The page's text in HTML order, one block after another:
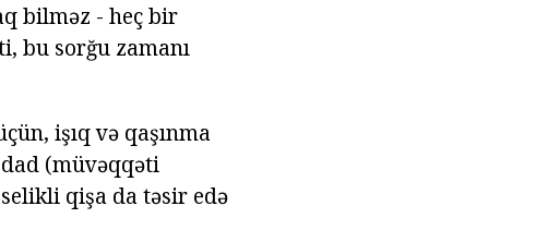
bilməz - heç bir
bu sorğu zamanı
işıq və qaşınma
(müvəqqəti
qişa da təsir edə